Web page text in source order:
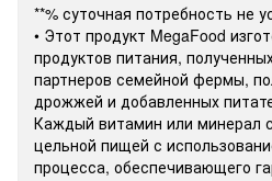
**% суточная потребность не
• Этот продукт MegaFood
продуктов питания,
партнеров семейной фермы,
дрожжей и добавленных
Каждый витамин или минерал
цельной пищей с
процесса, обеспечивающего